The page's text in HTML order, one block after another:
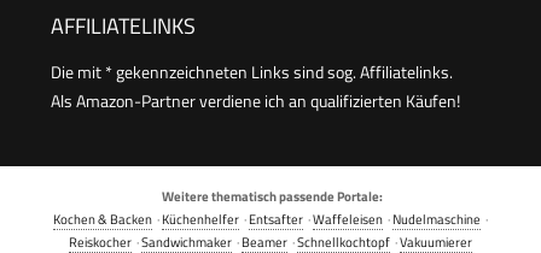
AFFILIATELINKS
Die mit * gekennzeichneten Links sind sog. Affiliatelinks.
Als Amazon-Partner verdiene ich an qualifizierten Käufen!
Weitere thematisch passende Portale:
Kochen & Backen ·Küchenhelfer ·Entsafter ·Waffeleisen ·Nudelmaschine ·
Reiskocher ·Sandwichmaker ·Beamer ·Schnellkochtopf ·Vakuumierer